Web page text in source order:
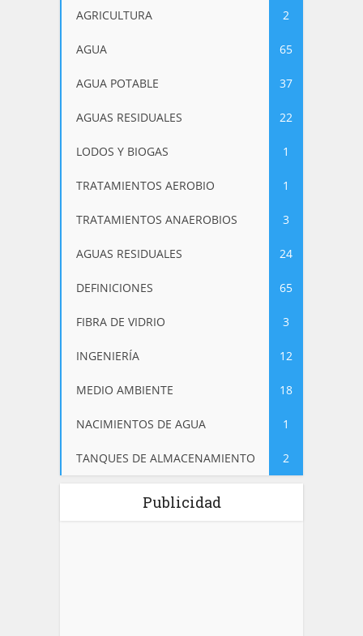
AGRICULTURA 2
AGUA 65
AGUA POTABLE 37
AGUAS RESIDUALES 22
LODOS Y BIOGAS 1
TRATAMIENTOS AEROBIO 1
TRATAMIENTOS ANAEROBIOS 3
AGUAS RESIDUALES 24
DEFINICIONES 65
FIBRA DE VIDRIO 3
INGENIERÍA 12
MEDIO AMBIENTE 18
NACIMIENTOS DE AGUA 1
TANQUES DE ALMACENAMIENTO 2
Publicidad